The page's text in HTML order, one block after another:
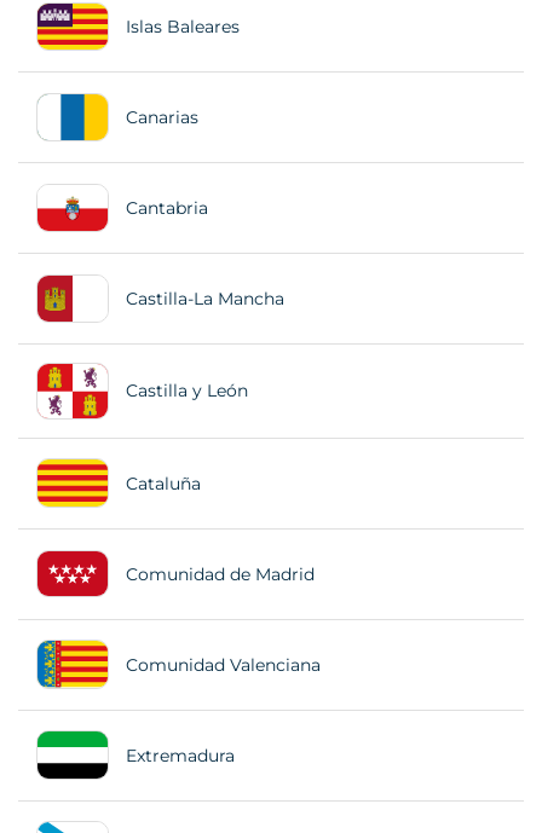
Islas Baleares
Canarias
Cantabria
Castilla-La Mancha
Castilla y León
Cataluña
Comunidad de Madrid
Comunidad Valenciana
Extremadura